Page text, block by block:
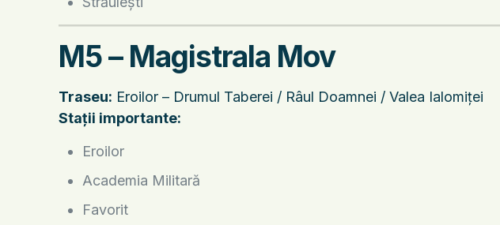
M5 – Magistrala Mov
Traseu: Eroilor – Drumul Taberei / Râul Doamnei / Valea Ialomiței
Stații importante:
Eroilor
Academia Militară
Favorit